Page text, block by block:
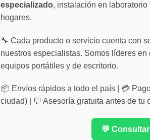
especializado, instalación en laboratorio
hogares.
🔧 Cada producto o servicio cuenta con
nuestros especialistas. Somos líderes
equipos portátiles y de escritorio.
📦 Envíos rápidos a todo el país | 💳
ciudad) | 💬 Asesoría gratuita antes de tu
💬